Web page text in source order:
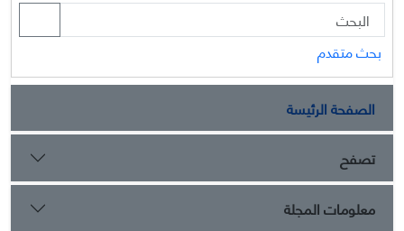
بحث متقدم
الصفحة الرئيسة
تصفح
معلومات المجلة